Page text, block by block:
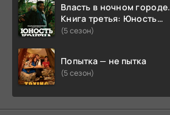
Власть в ночном городе.
Книга третья: Юность
Кэнена
(5 сезон)
Попытка — не пытка
(5 сезон)